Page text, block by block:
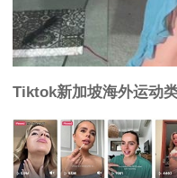
Tiktok新加坡海外运动